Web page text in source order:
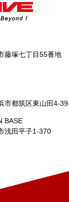
藤塚七丁目55番地
市都筑区東山田4-
BASE
浅田平子1-370